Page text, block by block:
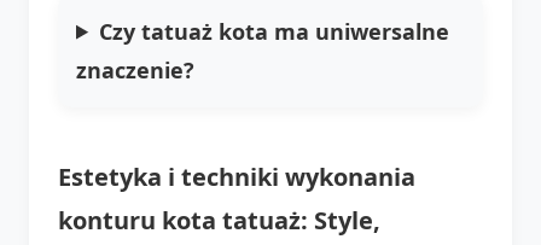
Czy tatuaż kota ma uniwersalne
znaczenie?
Estetyka i techniki wykonania
konturu kota tatuaż: Style,